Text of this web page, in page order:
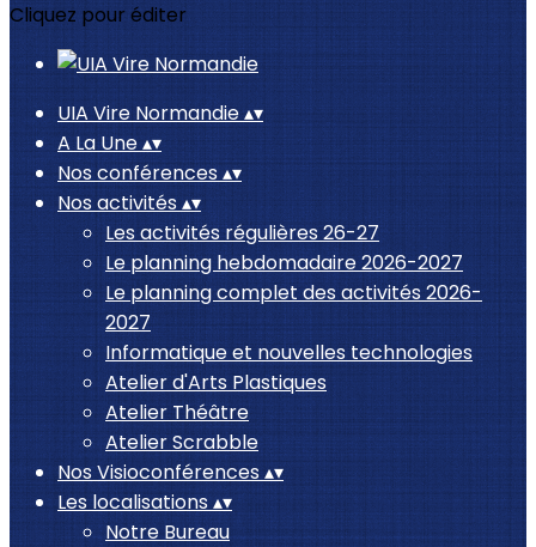
Cliquez pour éditer
UIA Vire Normandie▴▾
A La Une▴▾
Nos conférences▴▾
Nos activités▴▾
Les activités régulières 26-27
Le planning hebdomadaire 2026-2027
Le planning complet des activités 2026-
2027
Informatique et nouvelles technologies
Atelier d'Arts Plastiques
Atelier Théâtre
Atelier Scrabble
Nos Visioconférences ▴▾
Les localisations▴▾
Notre Bureau